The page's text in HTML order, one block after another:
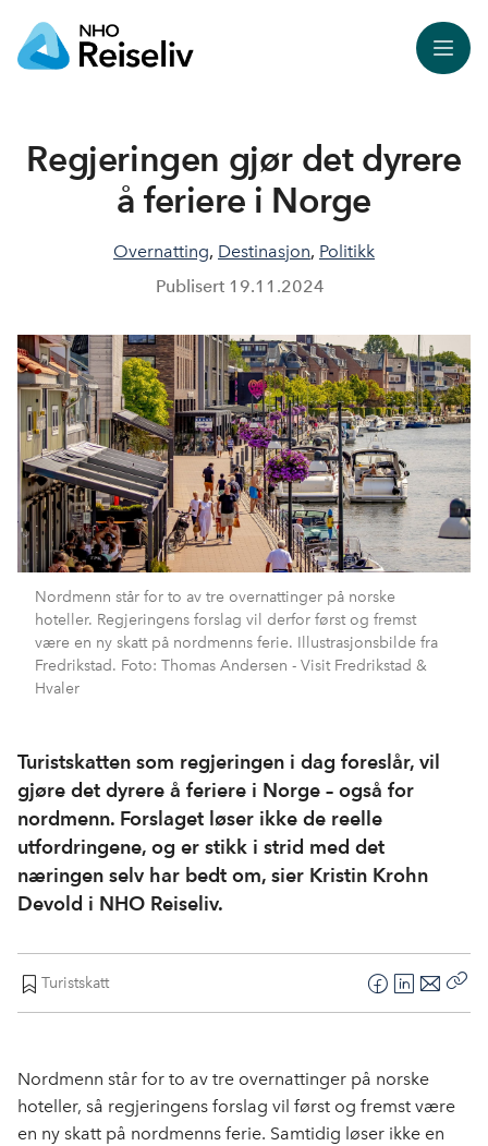
Meny
Regjeringen gjør det dyrere
å feriere i Norge
Overnatting, Destinasjon, Politikk
Publisert 19.11.2024
Nordmenn står for to av tre overnattinger på norske
hoteller. Regjeringens forslag vil derfor først og fremst
være en ny skatt på nordmenns ferie. Illustrasjonsbilde fra
Fredrikstad. Foto: Thomas Andersen - Visit Fredrikstad &
Hvaler
Turistskatten som regjeringen i dag foreslår, vil
gjøre det dyrere å feriere i Norge – også for
nordmenn. Forslaget løser ikke de reelle
utfordringene, og er stikk i strid med det
næringen selv har bedt om, sier Kristin Krohn
Devold i NHO Reiseliv.
Turistskatt
F
e
b
L
k
e
d
E
o
s
Nordmenn står for to av tre overnattinger på norske
hoteller, så regjeringens forslag vil først og fremst være
en ny skatt på nordmenns ferie. Samtidig løser ikke en